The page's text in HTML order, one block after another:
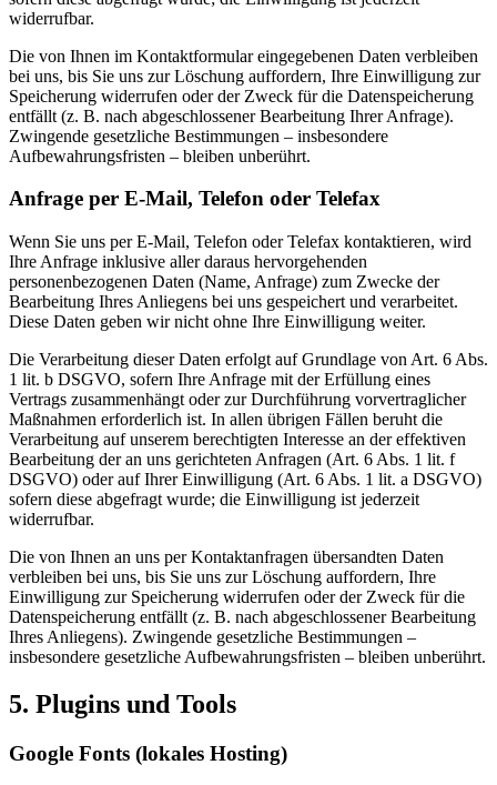
widerrufbar.
Die von Ihnen im Kontaktformular eingegebenen Daten verbleiben
bei uns, bis Sie uns zur Löschung auffordern, Ihre Einwilligung zur
Speicherung widerrufen oder der Zweck für die Datenspeicherung
entfällt (z. B. nach abgeschlossener Bearbeitung Ihrer Anfrage).
Zwingende gesetzliche Bestimmungen – insbesondere
Aufbewahrungsfristen – bleiben unberührt.
Anfrage per E-Mail, Telefon oder Telefax
Wenn Sie uns per E-Mail, Telefon oder Telefax kontaktieren, wird
Ihre Anfrage inklusive aller daraus hervorgehenden
personenbezogenen Daten (Name, Anfrage) zum Zwecke der
Bearbeitung Ihres Anliegens bei uns gespeichert und verarbeitet.
Diese Daten geben wir nicht ohne Ihre Einwilligung weiter.
Die Verarbeitung dieser Daten erfolgt auf Grundlage von Art. 6 Abs.
1 lit. b DSGVO, sofern Ihre Anfrage mit der Erfüllung eines
Vertrags zusammenhängt oder zur Durchführung vorvertraglicher
Maßnahmen erforderlich ist. In allen übrigen Fällen beruht die
Verarbeitung auf unserem berechtigten Interesse an der effektiven
Bearbeitung der an uns gerichteten Anfragen (Art. 6 Abs. 1 lit. f
DSGVO) oder auf Ihrer Einwilligung (Art. 6 Abs. 1 lit. a DSGVO)
sofern diese abgefragt wurde; die Einwilligung ist jederzeit
widerrufbar.
Die von Ihnen an uns per Kontaktanfragen übersandten Daten
verbleiben bei uns, bis Sie uns zur Löschung auffordern, Ihre
Einwilligung zur Speicherung widerrufen oder der Zweck für die
Datenspeicherung entfällt (z. B. nach abgeschlossener Bearbeitung
Ihres Anliegens). Zwingende gesetzliche Bestimmungen –
insbesondere gesetzliche Aufbewahrungsfristen – bleiben unberührt.
5. Plugins und Tools
Google Fonts (lokales Hosting)